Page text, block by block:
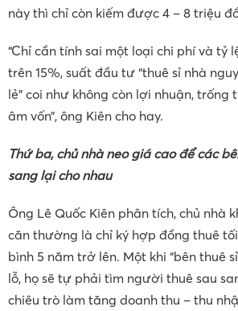
này thì chỉ còn kiếm được 4 – 8 triệu
“Chỉ cần tính sai một loại chi phí và tỷ
trên 15%, suất đầu tư “thuê sỉ nhà
lẻ” coi như không còn lợi nhuận, trống
âm vốn”, ông Kiên cho hay.
Thứ ba, chủ nhà neo giá cao để các
sang lại cho nhau
Ông Lê Quốc Kiên phân tích, chủ nhà
căn thường là chỉ ký hợp đồng thuê
bình 5 năm trở lên. Một khi “bên thuê
lỗ, họ sẽ tự phải tìm người thuê sau
chiêu trò làm tăng doanh thu – thu